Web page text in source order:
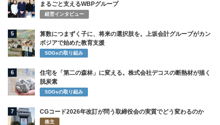
まるごと支えるWBPグループ
経営インタビュー
5
算数につまずく子に、将来の選択肢を。上坂会計グループがカン
ボジアで始めた教育支援
SDGsの取り組み
6
住宅を「第二の森林」に変える。株式会社デコスの断熱材が描く
脱炭素
SDGsの取り組み
7 CGコード2026年改訂が問う取締役会の実質でどう変わるのか
株主